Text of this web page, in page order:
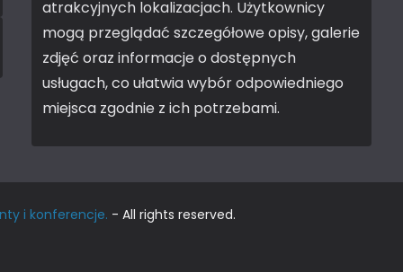
atrakcyjnych lokalizacjach. Użytkownicy
mogą przeglądać szczegółowe opisy, galerie
zdjęć oraz informacje o dostępnych
usługach, co ułatwia wybór odpowiedniego
miejsca zgodnie z ich potrzebami.
i konferencje. - All rights reserved.